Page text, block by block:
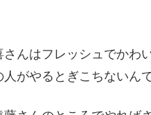
んはフレッシュでかわ
がやるとぎこちないんで